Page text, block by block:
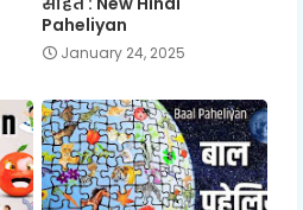
Paheliyan
January 24, 2025